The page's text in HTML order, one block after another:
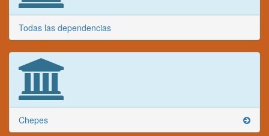
Todas las dependencias
Chepes